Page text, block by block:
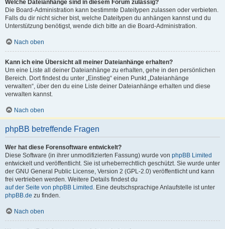
Welche Dateianhänge sind in diesem Forum zulässig?
Die Board-Administration kann bestimmte Dateitypen zulassen oder verbieten.
Falls du dir nicht sicher bist, welche Dateitypen du anhängen kannst und du
Unterstützung benötigst, wende dich bitte an die Board-Administration.
Nach oben
Kann ich eine Übersicht all meiner Dateianhänge erhalten?
Um eine Liste all deiner Dateianhänge zu erhalten, gehe in den persönlichen
Bereich. Dort findest du unter „Einstieg“ einen Punkt „Dateianhänge
verwalten“, über den du eine Liste deiner Dateianhänge erhalten und diese
verwalten kannst.
Nach oben
phpBB betreffende Fragen
Wer hat diese Forensoftware entwickelt?
Diese Software (in ihrer unmodifizierten Fassung) wurde von phpBB Limited
entwickelt und veröffentlicht. Sie ist urheberrechtlich geschützt. Sie wurde unter
der GNU General Public License, Version 2 (GPL-2.0) veröffentlicht und kann
frei vertrieben werden. Weitere Details findest du
auf der Seite von phpBB Limited . Eine deutschsprachige Anlaufstelle ist unter
phpBB.de zu finden.
Nach oben